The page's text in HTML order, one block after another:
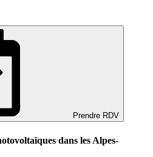
Prendre RDV
dans les Alpes-